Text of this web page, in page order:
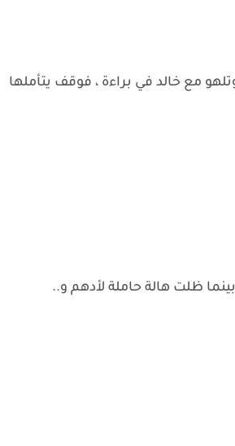
مع خالد في براءة ، فوقف يتأملها
ظلت هالة حاملة لأدهم و..